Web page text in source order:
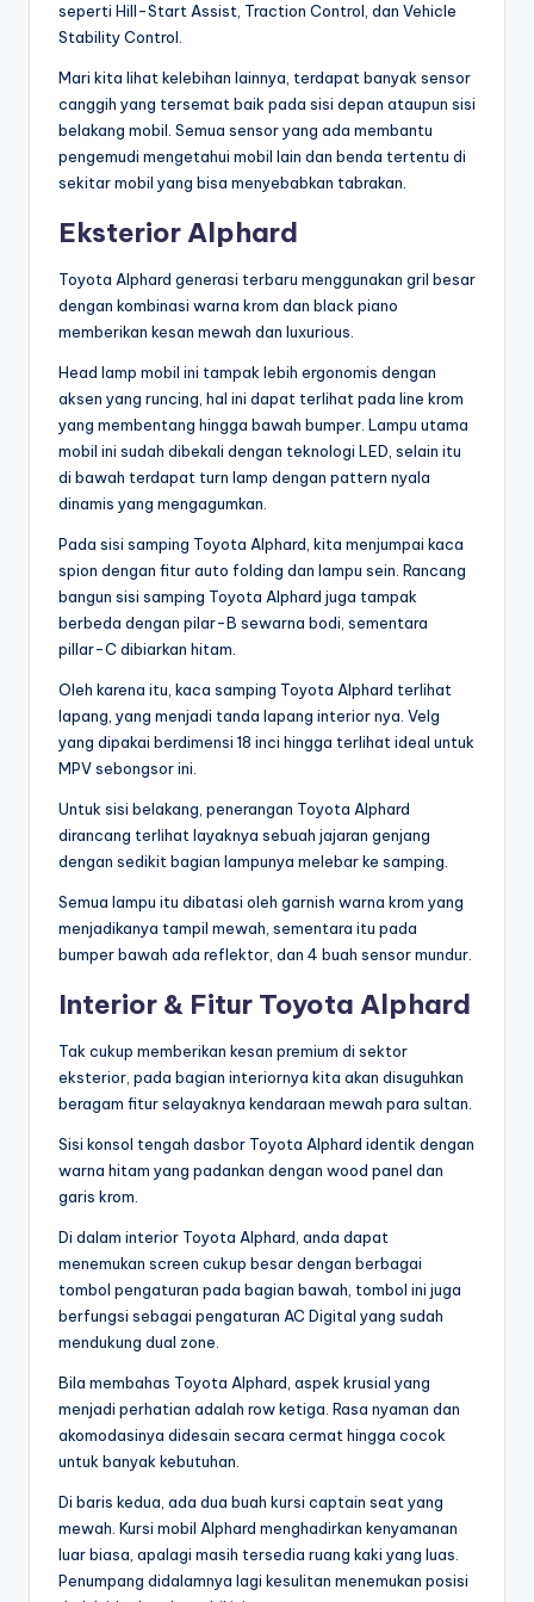
seperti Hill-Start Assist, Traction Control, dan Vehicle
Stability Control.
Mari kita lihat kelebihan lainnya, terdapat banyak sensor
canggih yang tersemat baik pada sisi depan ataupun sisi
belakang mobil. Semua sensor yang ada membantu
pengemudi mengetahui mobil lain dan benda tertentu di
sekitar mobil yang bisa menyebabkan tabrakan.
Eksterior Alphard
Toyota Alphard generasi terbaru menggunakan gril besar
dengan kombinasi warna krom dan black piano
memberikan kesan mewah dan luxurious.
Head lamp mobil ini tampak lebih ergonomis dengan
aksen yang runcing, hal ini dapat terlihat pada line krom
yang membentang hingga bawah bumper. Lampu utama
mobil ini sudah dibekali dengan teknologi LED, selain itu
di bawah terdapat turn lamp dengan pattern nyala
dinamis yang mengagumkan.
Pada sisi samping Toyota Alphard, kita menjumpai kaca
spion dengan fitur auto folding dan lampu sein. Rancang
bangun sisi samping Toyota Alphard juga tampak
berbeda dengan pilar-B sewarna bodi, sementara
pillar-C dibiarkan hitam.
Oleh karena itu, kaca samping Toyota Alphard terlihat
lapang, yang menjadi tanda lapang interior nya. Velg
yang dipakai berdimensi 18 inci hingga terlihat ideal untuk
MPV sebongsor ini.
Untuk sisi belakang, penerangan Toyota Alphard
dirancang terlihat layaknya sebuah jajaran genjang
dengan sedikit bagian lampunya melebar ke samping.
Semua lampu itu dibatasi oleh garnish warna krom yang
menjadikanya tampil mewah, sementara itu pada
bumper bawah ada reflektor, dan 4 buah sensor mundur.
Interior & Fitur Toyota Alphard
Tak cukup memberikan kesan premium di sektor
eksterior, pada bagian interiornya kita akan disuguhkan
beragam fitur selayaknya kendaraan mewah para sultan.
Sisi konsol tengah dasbor Toyota Alphard identik dengan
warna hitam yang padankan dengan wood panel dan
garis krom.
Di dalam interior Toyota Alphard, anda dapat
menemukan screen cukup besar dengan berbagai
tombol pengaturan pada bagian bawah, tombol ini juga
berfungsi sebagai pengaturan AC Digital yang sudah
mendukung dual zone.
Bila membahas Toyota Alphard, aspek krusial yang
menjadi perhatian adalah row ketiga. Rasa nyaman dan
akomodasinya didesain secara cermat hingga cocok
untuk banyak kebutuhan.
Di baris kedua, ada dua buah kursi captain seat yang
mewah. Kursi mobil Alphard menghadirkan kenyamanan
luar biasa, apalagi masih tersedia ruang kaki yang luas.
Penumpang didalamnya lagi kesulitan menemukan posisi